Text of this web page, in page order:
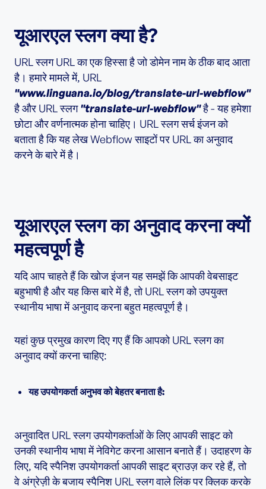
यूआरएल स्लग क्या है?
URL स्लग URL का एक हिस्सा है जो डोमेन नाम के ठीक बाद आता
है। हमारे मामले में, URL
"www.linguana.io/blog/translate-url-webflow"
है और URL स्लग"translate-url-webflow"है - यह हमेशा
छोटा और वर्णनात्मक होना चाहिए। URL स्लग सर्च इंजन को
बताता है कि यह लेख Webflow साइटों पर URL का अनुवाद
करने के बारे में है।
यूआरएल स्लग का अनुवाद करना क्यों
महत्वपूर्ण है
यदि आप चाहते हैं कि खोज इंजन यह समझें कि आपकी वेबसाइट
बहुभाषी है और यह किस बारे में है, तो URL स्लग को उपयुक्त
स्थानीय भाषा में अनुवाद करना बहुत महत्वपूर्ण है।
यहां कुछ प्रमुख कारण दिए गए हैं कि आपको URL स्लग का
अनुवाद क्यों करना चाहिए:
यह उपयोगकर्ता अनुभव को बेहतर बनाता है:
अनुवादित URL स्लग उपयोगकर्ताओं के लिए आपकी साइट को
उनकी स्थानीय भाषा में नेविगेट करना आसान बनाते हैं। उदाहरण के
लिए, यदि स्पैनिश उपयोगकर्ता आपकी साइट ब्राउज़ कर रहे हैं, तो
वे अंग्रेज़ी के बजाय स्पैनिश URL स्लग वाले लिंक पर क्लिक करके